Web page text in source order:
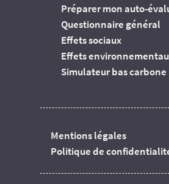
Préparer mon auto-
Questionnaire général
Effets sociaux
Effets
Simulateur bas carbone
Mentions légales
Politique de